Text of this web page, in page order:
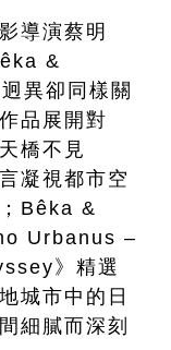
導演蔡明
&
異卻同樣關
品展開對
橋不見
凝視都市空
Bêka &
Urbanus –
》精選
城市中的日
細膩而深刻